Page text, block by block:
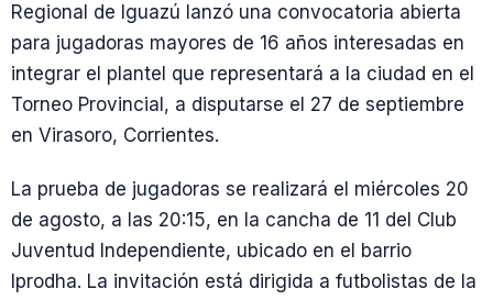
Regional de Iguazú lanzó una convocatoria abierta
para jugadoras mayores de 16 años interesadas en
integrar el plantel que representará a la ciudad en el
Torneo Provincial, a disputarse el 27 de septiembre
en Virasoro, Corrientes.
La prueba de jugadoras se realizará el miércoles 20
de agosto, a las 20:15, en la cancha de 11 del Club
Juventud Independiente, ubicado en el barrio
Iprodha. La invitación está dirigida a futbolistas de la